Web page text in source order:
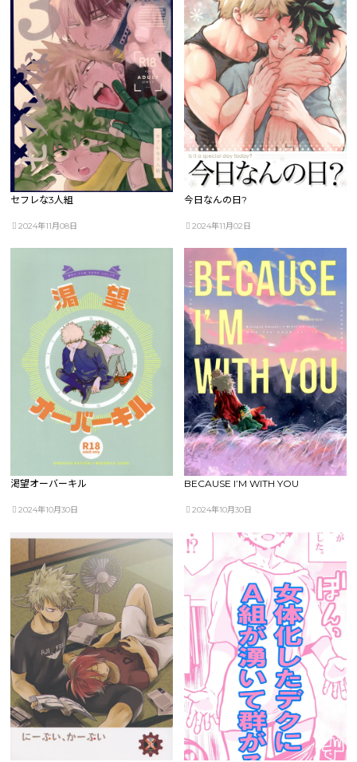
セフレな3人組
2024年11月08日
今日なんの日?
2024年11月02日
渇望オーバーキル
2024年10月30日
BECAUSE I’M WITH YOU
2024年10月30日